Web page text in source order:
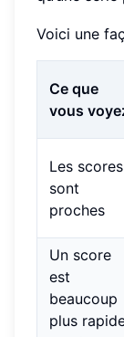
Voici une
Ce que
vous
Les scores
sont
proches
Un score
est
beaucoup
plus